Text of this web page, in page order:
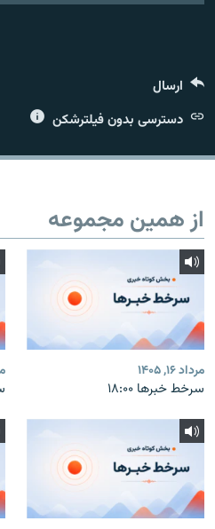
ارسال
دسترسی بدون فیلترشکن
از همین مجموعه
مرداد ۱۶, ۱۴۰۵
سرخط خبرها ۱۸:۰۰